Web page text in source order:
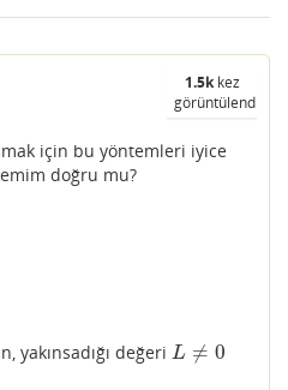
1.5kkez
görüntülendi
için bu yöntemleri iyice
doğru mu?
yakınsadığı değeriL ≠ 0
L≠ 0